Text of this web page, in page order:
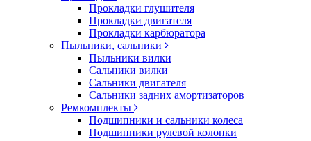
Прокладки глушителя
Прокладки двигателя
Прокладки карбюратора
Пыльники, сальники
Пыльники вилки
Сальники вилки
Сальники двигателя
Сальники задних амортизаторов
Ремкомплекты
Подшипники и сальники колеса
Подшипники рулевой колонки